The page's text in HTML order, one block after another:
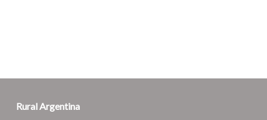
Rural Argentina